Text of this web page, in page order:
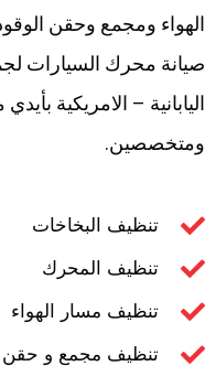
الهواء ومجمع وحقن
صيانة محرك السيارات
اليابانية – الامريكية
ومتخصصين.
تنظيف البخاخات
تنظيف المحرك
تنظيف مسار الهواء
تنظيف مجمع و حقن